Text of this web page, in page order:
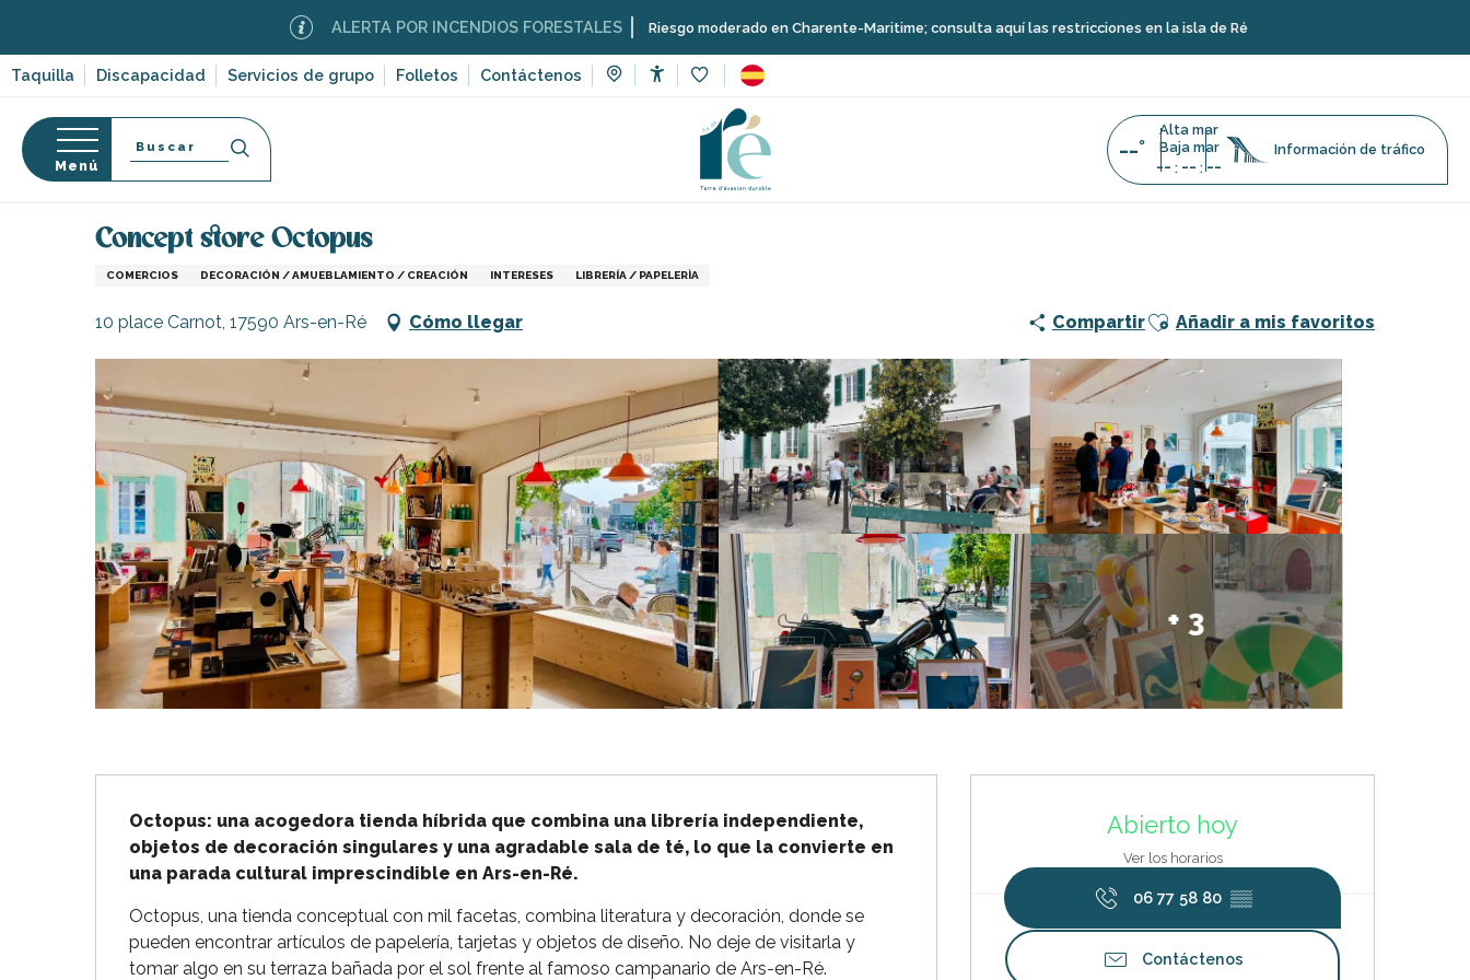
contenu
principal
Taquilla Discapacidad Servicios de grupo Folletos Contáctenos
ALERTA POR INCENDIOS FORESTALES Riesgo moderado en Charente-Maritime; consulta aquí las restricciones en la isla de Ré
sur-
Portes-en-Ré
Martin-de-Ré
Marie-de-Ré
Menú
Buscar --°
Alta mar
Baja mar
-- : -- : --
Información de tráfico
Página Web
Concept store Octopus
COMERCIOS DECORACIÓN / AMUEBLAMIENTO / CREACIÓN INTERESES LIBRERÍA / PAPELERÌA
10 place Carnot, 17590 Ars-en-Ré Cómo llegar CompartirAjouter aux favoris
Añadir a mis favoritos
+ 3
Abierto hoy
Ver los horarios
06 77 58 80 ▒▒
Contáctenos
Octopus: una acogedora tienda híbrida que combina una librería independiente,
objetos de decoración singulares y una agradable sala de té, lo que la convierte en
una parada cultural imprescindible en Ars-en-Ré.
Octopus, una tienda conceptual con mil facetas, combina literatura y decoración, donde se
pueden encontrar artículos de papelería, tarjetas y objetos de diseño. No deje de visitarla y
tomar algo en su terraza bañada por el sol frente al famoso campanario de Ars-en-Ré.